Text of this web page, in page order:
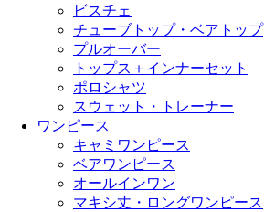
ビスチェ
チューブトップ・ベアトップ
プルオーバー
トップス＋インナーセット
ポロシャツ
スウェット・トレーナー
ワンピース
キャミワンピース
ベアワンピース
オールインワン
マキシ丈・ロングワンピース